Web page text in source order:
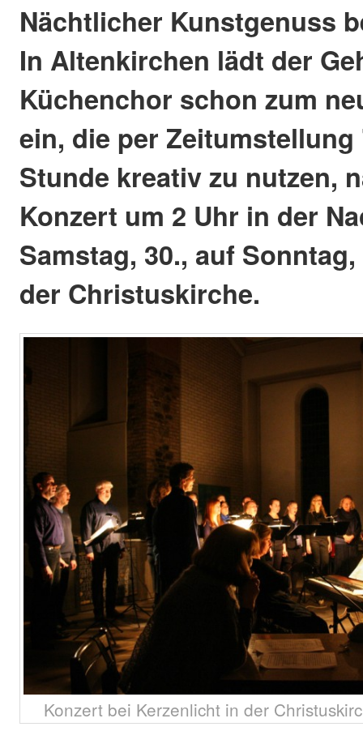
Nächtlicher Kunstgenuss
In Altenkirchen lädt der
Küchenchor schon zum
ein, die per
Stunde kreativ zu nutzen,
Konzert um 2 Uhr in der
Samstag, 30., auf
der Christuskirche.
Konzert bei Kerzenlicht in der